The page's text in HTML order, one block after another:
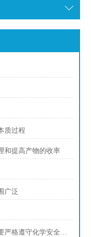
质过程
和提高产物的收率
广泛
高压加氢反应釜反应测试过程中一定要严格遵守化学安全规范